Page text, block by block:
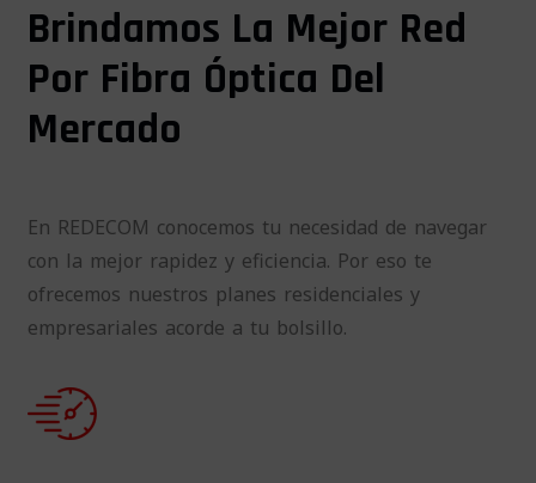
Brindamos La Mejor Red
Por Fibra Óptica Del
Mercado
En REDECOM conocemos tu necesidad de navegar
con la mejor rapidez y eficiencia. Por eso te
ofrecemos nuestros planes residenciales y
empresariales acorde a tu bolsillo.